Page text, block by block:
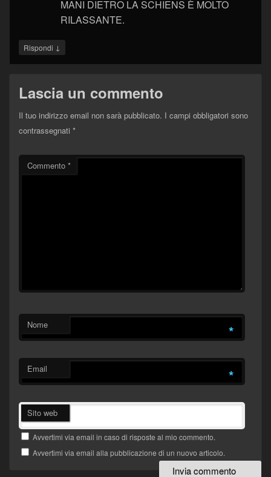
MANI DIETRO LA SCHIENS È MOLTO
RILASSANTE.
Rispondi ↓
Lascia un commento
Il tuo indirizzo email non sarà pubblicato. I campi obbligatori sono
contrassegnati *
Commento *
Nome *
Email *
Sito web
Avvertimi via email in caso di risposte al mio commento.
Avvertimi via email alla pubblicazione di un nuovo articolo.